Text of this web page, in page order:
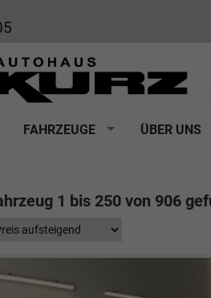
FAHRZEUGE ÜBER UNS
1 bis 250 von 906